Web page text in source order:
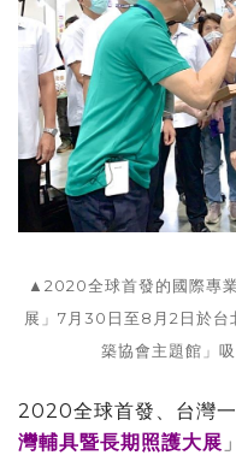
▲2020全球首發的國際專
展」7月30日至8月2日於台
築協會主題館」
2020全球首發、台灣
灣輔具暨長期照護大展